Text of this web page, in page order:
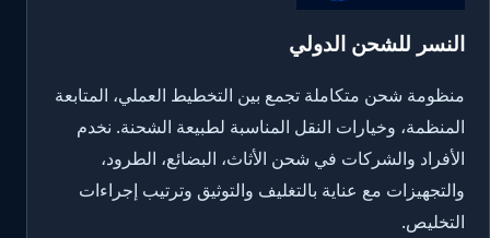
النسر للشحن الدولي
منظومة شحن متكاملة تجمع بين التخطيط العملي، المتابعة
المنظمة، وخيارات النقل المناسبة لطبيعة الشحنة. نخدم
الأفراد والشركات في شحن الأثاث، البضائع، الطرود،
والتجهيزات مع عناية بالتغليف والتوثيق وترتيب إجراءات
التخليص.